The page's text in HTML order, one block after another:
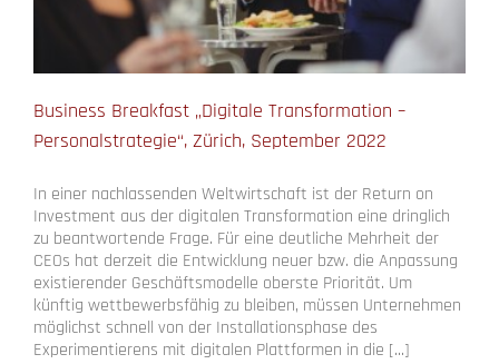
Business Breakfast „Digitale Transformation –
Personalstrategie“, Zürich, September 2022
In einer nachlassenden Weltwirtschaft ist der Return on
Investment aus der digitalen Transformation eine dringlich
zu beantwortende Frage. Für eine deutliche Mehrheit der
CEOs hat derzeit die Entwicklung neuer bzw. die Anpassung
existierender Geschäftsmodelle oberste Priorität. Um
künftig wettbewerbsfähig zu bleiben, müssen Unternehmen
möglichst schnell von der Installationsphase des
Experimentierens mit digitalen Plattformen in die [...]